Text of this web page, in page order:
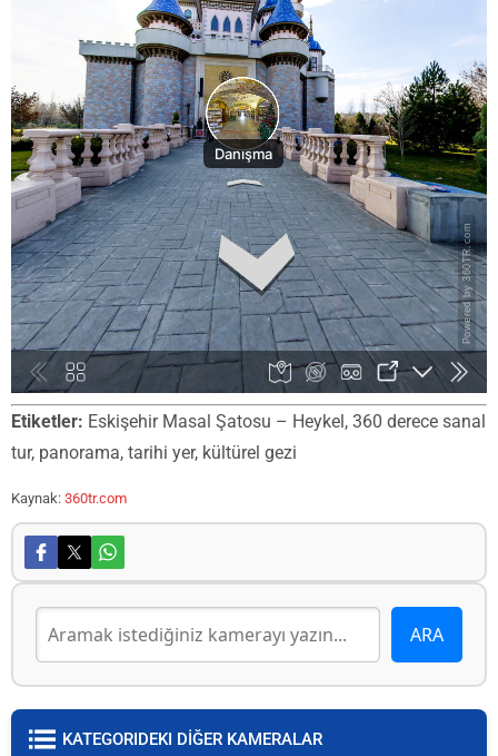
Etiketler: Eskişehir Masal Şatosu – Heykel, 360 derece sanal
tur, panorama, tarihi yer, kültürel gezi
Kaynak: 360tr.com
KATEGORIDEKI DİĞER KAMERALAR